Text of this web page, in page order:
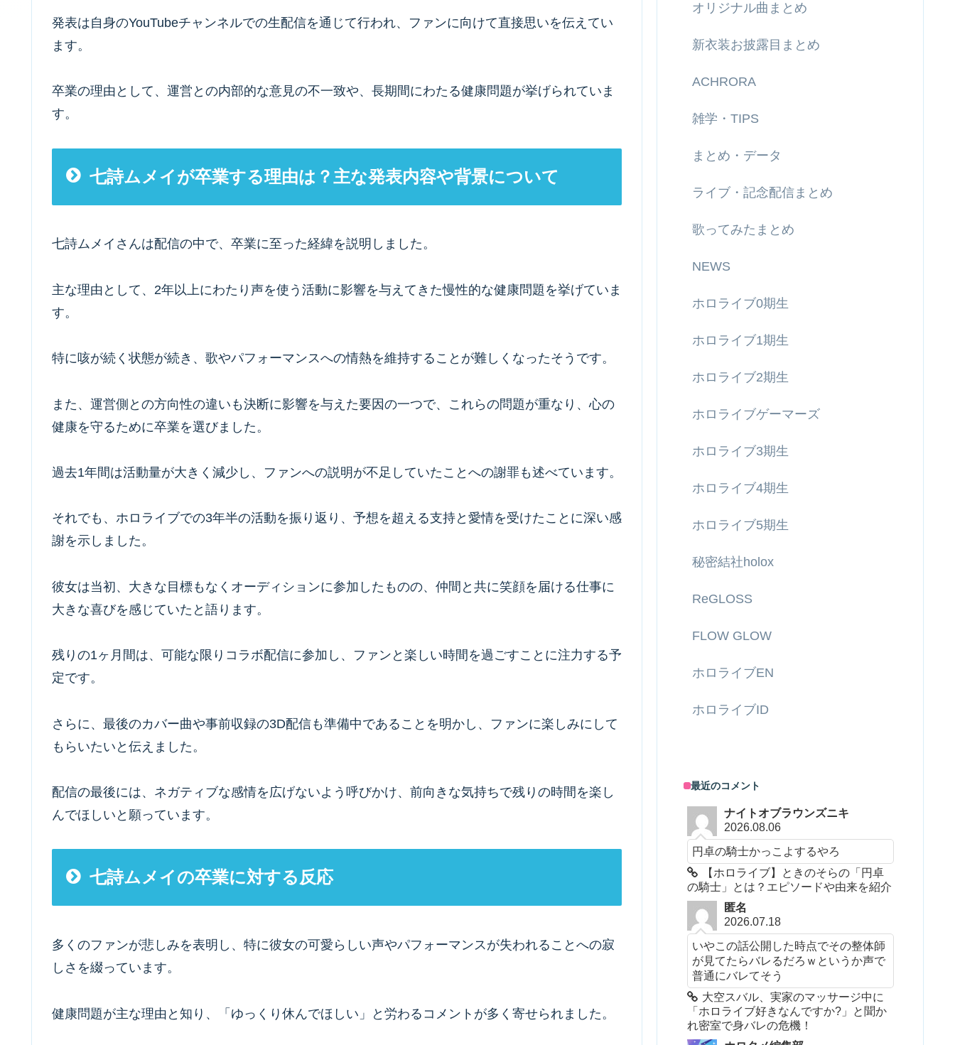
発表は自身のYouTubeチャンネルでの生配信を通じて行われ、ファンに向けて直接思いを伝えてい
ます。
卒業の理由として、運営との内部的な意見の不一致や、長期間にわたる健康問題が挙げられていま
す。
七詩ムメイが卒業する理由は？主な発表内容や背景について
七詩ムメイさんは配信の中で、卒業に至った経緯を説明しました。
主な理由として、2年以上にわたり声を使う活動に影響を与えてきた慢性的な健康問題を挙げていま
す。
特に咳が続く状態が続き、歌やパフォーマンスへの情熱を維持することが難しくなったそうです。
また、運営側との方向性の違いも決断に影響を与えた要因の一つで、これらの問題が重なり、心の
健康を守るために卒業を選びました。
過去1年間は活動量が大きく減少し、ファンへの説明が不足していたことへの謝罪も述べています。
それでも、ホロライブでの3年半の活動を振り返り、予想を超える支持と愛情を受けたことに深い感
謝を示しました。
彼女は当初、大きな目標もなくオーディションに参加したものの、仲間と共に笑顔を届ける仕事に
大きな喜びを感じていたと語ります。
残りの1ヶ月間は、可能な限りコラボ配信に参加し、ファンと楽しい時間を過ごすことに注力する予
定です。
さらに、最後のカバー曲や事前収録の3D配信も準備中であることを明かし、ファンに楽しみにして
もらいたいと伝えました。
配信の最後には、ネガティブな感情を広げないよう呼びかけ、前向きな気持ちで残りの時間を楽し
んでほしいと願っています。
七詩ムメイの卒業に対する反応
多くのファンが悲しみを表明し、特に彼女の可愛らしい声やパフォーマンスが失われることへの寂
しさを綴っています。
健康問題が主な理由と知り、「ゆっくり休んでほしい」と労わるコメントが多く寄せられました。
オリジナル曲まとめ
新衣装お披露目まとめ
ACHRORA
雑学・TIPS
まとめ・データ
ライブ・記念配信まとめ
歌ってみたまとめ
NEWS
ホロライブ0期生
ホロライブ1期生
ホロライブ2期生
ホロライブゲーマーズ
ホロライブ3期生
ホロライブ4期生
ホロライブ5期生
秘密結社holox
ReGLOSS
FLOW GLOW
ホロライブEN
ホロライブID
最近のコメント
ナイトオブラウンズニキ
2026.08.06
円卓の騎士かっこよするやろ
【ホロライブ】ときのそらの「円卓
の騎士」とは？エピソードや由来を紹介
匿名
2026.07.18
いやこの話公開した時点でその整体師
が見てたらバレるだろｗというか声で
普通にバレてそう
大空スバル、実家のマッサージ中に
「ホロライブ好きなんですか?」と聞か
れ密室で身バレの危機！